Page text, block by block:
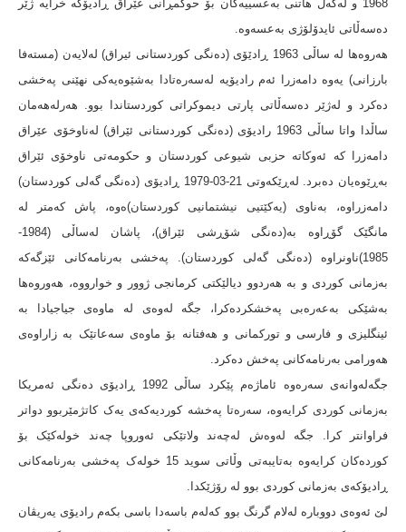
1968 و لەگەڵ هاتنی بەعسییەکان بۆ حوکمڕانی عێراق ڕادیۆکە خرایە ژێر
دەسەڵاتی ئایدۆلۆژی بەعسەوە.
هەروەها لە ساڵی 1963 ڕادێۆی (دەنگی کوردستانی ئیراق) لەلایەن (مستەفا
بارزانی) یەوە دامەزرا ئەم رادیۆیە لەسەرەتادا بەشێوەیەکی نهێنی پەخشی
دەکرد و لەژێر دەسەڵاتی پارتی دیموکراتی کوردستاندا بوو. هەرلەهەمان
ساڵدا واتا ساڵی 1963 رادیۆی (دەنگی کوردستانی ئێراق) لەناوخۆی عێراق
دامەزرا کە ئەوکاتە حزبی شیوعی کوردستان و حکومەتی ناوخۆی ئێراق
بەڕێوەیان دەبرد. لەڕێکەوتی 21-03-1979 ڕادیۆی (دەنگی گەلی کوردستان)
دامەزراوە، بەناوی (یەکێتیی نیشتمانیی کوردستان)ەوە، پاش کەمتر لە
مانگێک گۆڕاوە بە(دەنگی شۆڕشی ئێراق)، پاشان لەساڵی (1984-
1985)ناونراوە (دەنگی گەلی کوردستان). پەخشی بەرنامەکانی ئێزگەکە
بەزمانی کوردی و بە هەردوو دیالێکتی کرمانجی ژوور و خوارووە، هەوروەها
بەشێکی بەعەرەبی پەخشکردەکرا، جگە لەوەی لە ماوەی جیاجیادا بە
ئینگلیزی و فارسی و تورکمانی و هەفتانە بۆ ماوەی سەعاتێک بە زاراوەی
هەورامی بەرنامەکانی پەخش دەکرد.
جگەلەوانەی سەرەوە ئاماژەم پێکرد ساڵی 1992 ڕادیۆی دەنگی ئەمریکا
بەزمانی کوردی کرایەوە، سەرەتا پەخشە کوردیەکەی یەک کاتژمێربوو دواتر
فراوانتر کرا. جگە لەوەش لەچەند ولاتێکی ئەوروپا چەند خولەکێک بۆ
کوردەکان کرایەوە بەتایبەتی وڵاتی سوید 15 خولەک پەخشی بەرنامەکانی
ڕادیۆکەی بەزمانی کوردی بوو لە رۆژێکدا.
لێ ئەوەی دووبارە لەلام گرنگ بوو کەلەم باسەدا باسی بکەم رادیۆی یەریڤان